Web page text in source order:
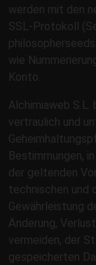
werden mit den
SSL-Protokoll
wie
Konto.
Alchimiaweb
vertraulich und
Bestimmungen,
der geltenden
technischen und
Gewährleistung
Änderung,
vermeiden, der
gespeicherten